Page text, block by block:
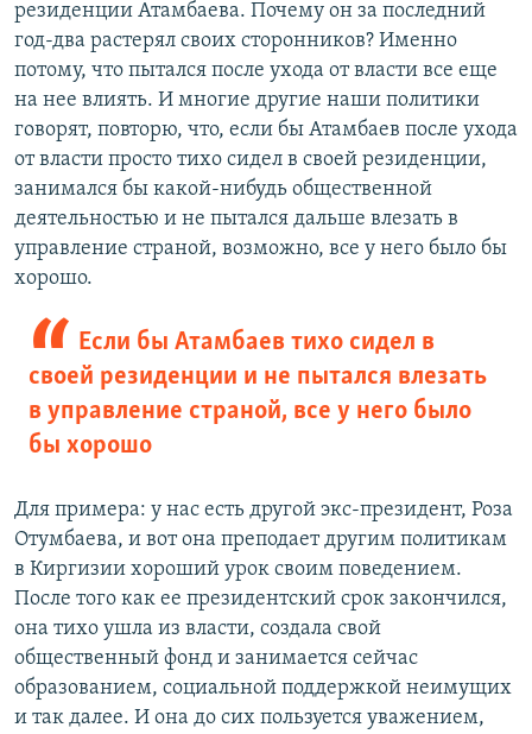
резиденции Атамбаева. Почему он за последний
год-два растерял своих сторонников? Именно
потому, что пытался после ухода от власти все еще
на нее влиять. И многие другие наши политики
говорят, повторю, что, если бы Атамбаев после ухода
от власти просто тихо сидел в своей резиденции,
занимался бы какой-нибудь общественной
деятельностью и не пытался дальше влезать в
управление страной, возможно, все у него было бы
хорошо.
Если бы Атамбаев тихо сидел в
своей резиденции и не пытался влезать
в управление страной, все у него было
бы хорошо
Для примера: у нас есть другой экс-президент, Роза
Отумбаева, и вот она преподает другим политикам
в Киргизии хороший урок своим поведением.
После того как ее президентский срок закончился,
она тихо ушла из власти, создала свой
общественный фонд и занимается сейчас
образованием, социальной поддержкой неимущих
и так далее. И она до сих пользуется уважением,